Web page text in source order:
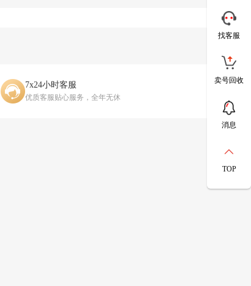
7x24小时客服
优质客服贴心服务，全年无休
找客服
卖号回收
消息
TOP